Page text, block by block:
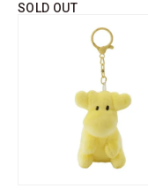
SOLD OUT